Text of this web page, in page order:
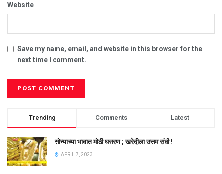
Website
Save my name, email, and website in this browser for the
next time I comment.
Trending Comments Latest
सोन्याच्या भावात मोठी घसरण ; खरेदीला उत्तम संधी !
APRIL 7, 2023